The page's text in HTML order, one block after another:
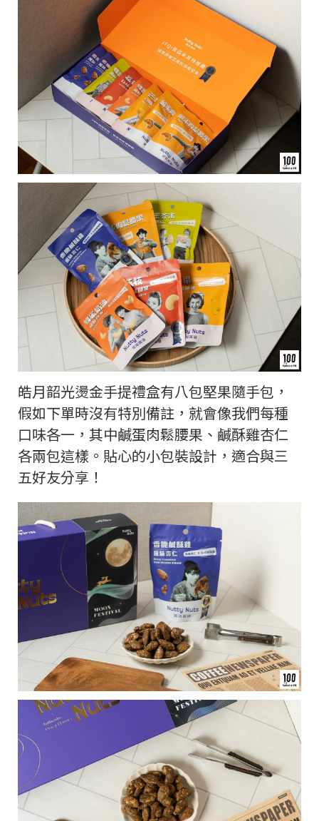
皓月韶光燙金手提禮盒有八包堅果隨手包，
假如下單時沒有特別備註，就會像我們每種
口味各一，其中鹹蛋肉鬆腰果、鹹酥雞杏仁
各兩包這樣。貼心的小包裝設計，適合與三
五好友分享！